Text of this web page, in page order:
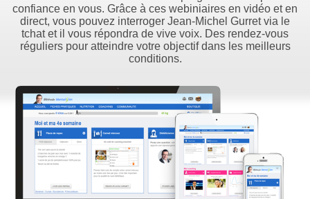
confiance en vous. Grâce à ces webiniaires en vidéo et en
direct, vous pouvez interroger Jean-Michel Gurret via le
tchat et il vous répondra de vive voix. Des rendez-vous
réguliers pour atteindre votre objectif dans les meilleurs
conditions.